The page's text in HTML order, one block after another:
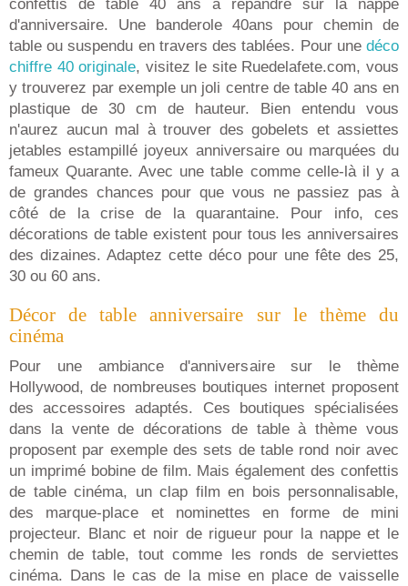
confettis de table 40 ans à répandre sur la nappe
d'anniversaire. Une banderole 40ans pour chemin de
table ou suspendu en travers des tablées. Pour une déco
chiffre 40 originale, visitez le site Ruedelafete.com, vous
y trouverez par exemple un joli centre de table 40 ans en
plastique de 30 cm de hauteur. Bien entendu vous
n'aurez aucun mal à trouver des gobelets et assiettes
jetables estampillé joyeux anniversaire ou marquées du
fameux Quarante. Avec une table comme celle-là il y a
de grandes chances pour que vous ne passiez pas à
côté de la crise de la quarantaine. Pour info, ces
décorations de table existent pour tous les anniversaires
des dizaines. Adaptez cette déco pour une fête des 25,
30 ou 60 ans.
Décor de table anniversaire sur le thème du
cinéma
Pour une ambiance d'anniversaire sur le thème
Hollywood, de nombreuses boutiques internet proposent
des accessoires adaptés. Ces boutiques spécialisées
dans la vente de décorations de table à thème vous
proposent par exemple des sets de table rond noir avec
un imprimé bobine de film. Mais également des confettis
de table cinéma, un clap film en bois personnalisable,
des marque-place et nominettes en forme de mini
projecteur. Blanc et noir de rigueur pour la nappe et le
chemin de table, tout comme les ronds de serviettes
cinéma. Dans le cas de la mise en place de vaisselle